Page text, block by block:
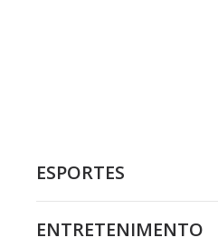
ESPORTES
ENTRETENIMENTO